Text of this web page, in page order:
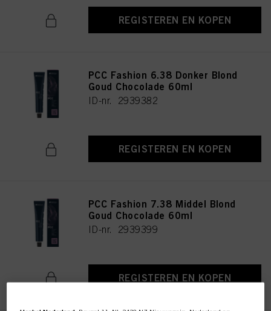
REGISTEREN EN KOPEN
PCC Fashion 6.38 Donker Blond
Goud Chocolade 60ml
ID-nr. 2939382
REGISTEREN EN KOPEN
PCC Fashion 7.38 Middel Blond
Goud Chocolade 60ml
ID-nr. 2939399
REGISTEREN EN KOPEN